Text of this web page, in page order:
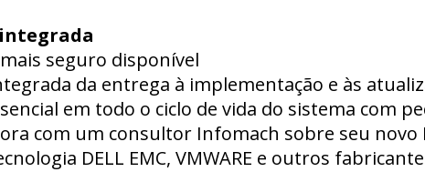
seguro disponível
da entrega à implementação e às
em todo o ciclo de vida do sistema com
com um consultor Infomach sobre seu
DELL EMC, VMWARE e outros